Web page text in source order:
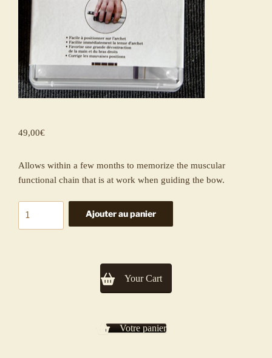
49,00€
Allows within a few months to memorize the muscular
functional chain that is at work when guiding the bow.
Ajouter au panier
Your Cart
Votre panier